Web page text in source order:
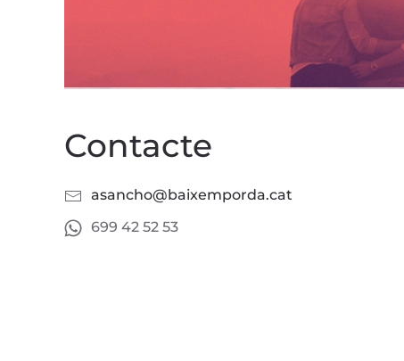
Contacte
asancho@baixemporda.cat
699 42 52 53